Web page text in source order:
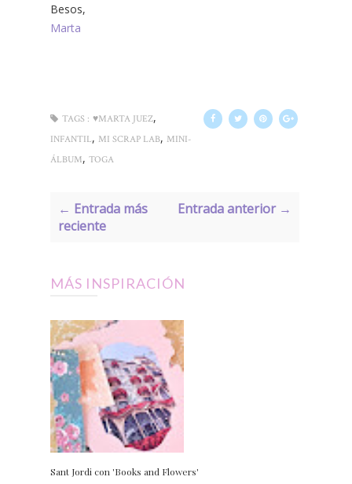
Besos,
Marta
TAGS : ♥MARTA JUEZ,
INFANTIL, MI SCRAP LAB, MINI-
ÁLBUM, TOGA
← Entrada más
reciente
Entrada anterior →
MÁS INSPIRACIÓN
Sant Jordi con 'Books and Flowers'